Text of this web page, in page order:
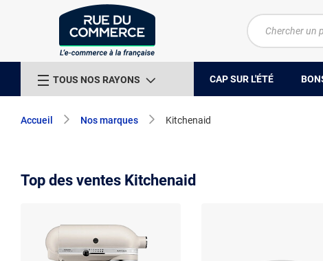
TOUS NOS RAYONS CAP SUR L'ÉTÉ
Accueil Nos marques Kitchenaid
Top des ventes Kitchenaid